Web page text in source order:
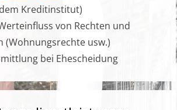
Kreditinstitut)
von Rechten und
(Wohnungsrechte usw.)
bei Ehescheidung